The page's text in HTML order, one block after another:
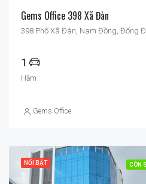
Gems Office 398 Xã Đàn
398 Phố Xã Đàn, Nam Đồng, Đống
1
Hầm
Gems Office
NỔI BẬT CÒN